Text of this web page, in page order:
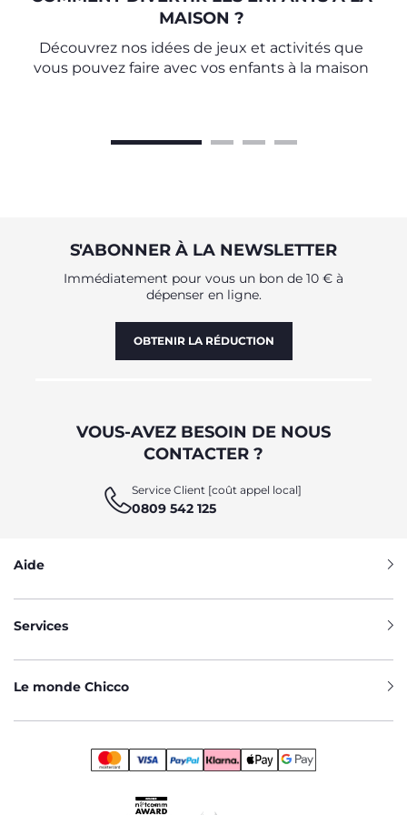
MAISON ?
Découvrez nos idées de jeux et activités que
vous pouvez faire avec vos enfants à la maison
S'ABONNER À LA NEWSLETTER
Immédiatement pour vous un bon de 10 € à
dépenser en ligne.
OBTENIR LA RÉDUCTION
VOUS-AVEZ BESOIN DE NOUS
CONTACTER ?
Service Client [coût appel local]
0809 542 125
Aide
Services
Le monde Chicco